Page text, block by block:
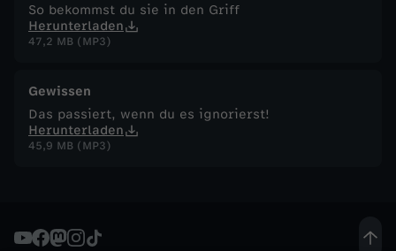
So bekommst du sie in den Griff
Herunterladen
47,2 MB (MP3)
Gewissen
Das passiert, wenn du es ignorierst!
Herunterladen
45,9 MB (MP3)